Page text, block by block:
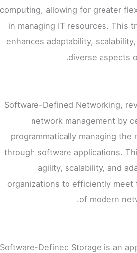
computing, allowing for greater
in managing IT resources. This
enhances adaptability,
diverse aspects
Software-Defined Networking,
network management by
programmatically managing
through software applications.
agility, scalability, and
organizations to efficiently meet
of modern
Software-Defined Storage is an